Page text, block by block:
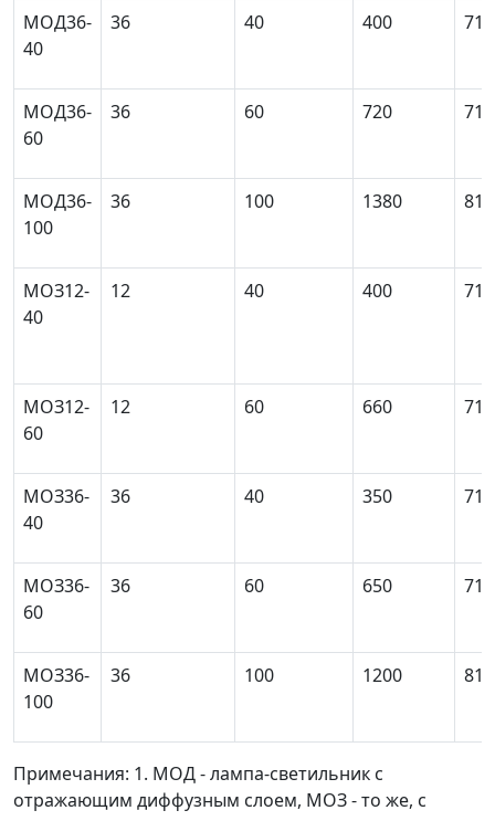
МОД36-
40
36 40 400 71
МОД36-
60
36 60 720 71
МОД36-
100
36 100 1380 81
MОЗ12-
40
12 40 400 71
MОЗ12-
60
12 60 660 71
МОЗ36-
40
36 40 350 71
МОЗ36-
60
36 60 650 71
MОЗ36-
100
36 100 1200 81
Примечания: 1. МОД - лампа-светильник с
отражающим диффузным слоем, МОЗ - то же, с